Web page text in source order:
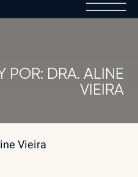
POR: DRA. ALINE
VIEIRA
Vieira